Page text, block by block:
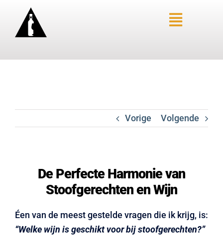
inhoud
Toggle
HOME – LIMBURGSE WIJNEN
WIJN-SPIJS
PROEVERIJ AANVRAGEN
CONTACTFORMULIER
LOGIN
Vorige Volgende
De Perfecte Harmonie van
Stoofgerechten en Wijn
Éen van de meest gestelde vragen die ik krijg, is:
“Welke wijn is geschikt voor bij stoofgerechten?”